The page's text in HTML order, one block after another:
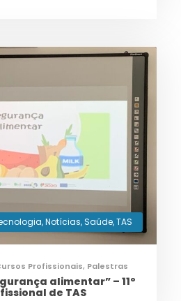
,Notícias,Saúde,TAS
Profissionais, Palestras
alimentar” – 11º
de TAS